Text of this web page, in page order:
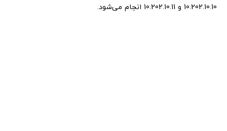
10.202.10.10 و 10.202.10.11 انجام می‌شود.